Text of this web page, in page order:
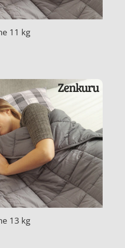
11 kg
13 kg